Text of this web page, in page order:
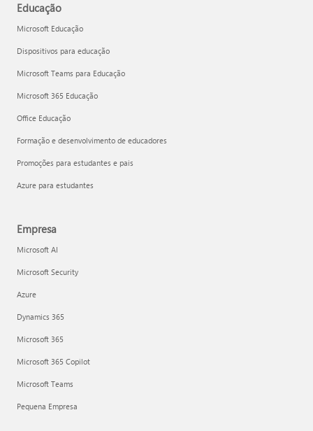
Educação
Microsoft Educação
Dispositivos para educação
Microsoft Teams para Educação
Microsoft 365 Educação
Office Educação
Formação e desenvolvimento de educadores
Promoções para estudantes e pais
Azure para estudantes
Empresa
Microsoft AI
Microsoft Security
Azure
Dynamics 365
Microsoft 365
Microsoft 365 Copilot
Microsoft Teams
Pequena Empresa